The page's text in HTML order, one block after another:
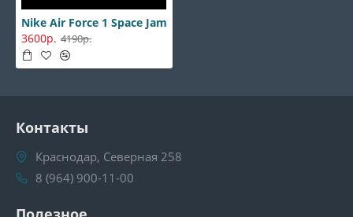
Nike Air Force 1 Space Jam
3600р. 4190р.
Контакты
Краснодар, Северная 258
8 (964) 900-11-00